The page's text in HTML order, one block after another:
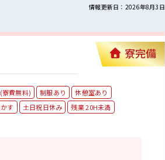
情報更新日：2026年8月3日
寮完備
寮費無料) 制服あり
休憩室あり
す 土日祝日休み
残業 20H未満